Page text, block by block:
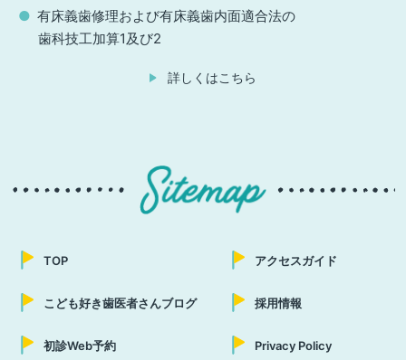
有床義歯修理および有床義歯内面適合法の
歯科技工加算1及び2
詳しくはこちら
TOP
こども好き歯医者さんブログ
初診Web予約
アクセスガイド
採用情報
Privacy Policy